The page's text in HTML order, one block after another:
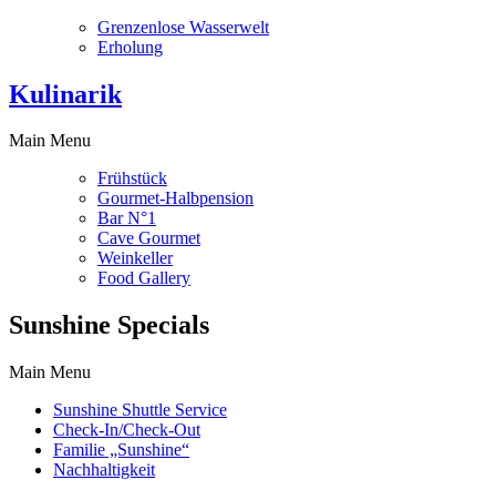
Grenzenlose Wasserwelt
Erholung
Kulinarik
Main Menu
Frühstück
Gourmet-Halbpension
Bar N°1
Cave Gourmet
Weinkeller
Food Gallery
Sunshine Specials
Main Menu
Sunshine Shuttle Service
Check-In/Check-Out
Familie „Sunshine“
Nachhaltigkeit